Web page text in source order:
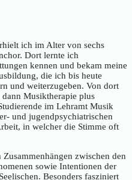
ich im Alter von sechs
Dort lernte ich
kennen und bekam meine
die ich bis heute
und weiterzugeben. Von dort
Musiktherapie plus
im Lehramt Musik
und jugendpsychiatrischen
in welcher die Stimme oft
zwischen den
sowie Intentionen der
Besonders fasziniert